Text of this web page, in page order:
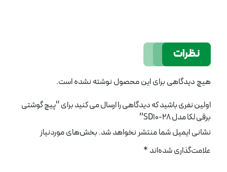
نظرات
هیچ دیدگاهی برای این محصول نوشته نشده است.
اولین نفری باشید که دیدگاهی را ارسال می کنید برای “پیچ گوشتی
برقی لکا مدل SD10-28”
نشانی ایمیل شما منتشر نخواهد شد. بخش‌های موردنیاز
علامت‌گذاری شده‌اند *